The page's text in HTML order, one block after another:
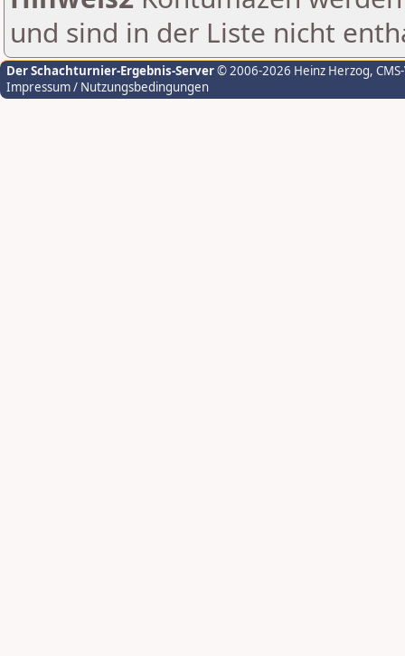
und sind in der Liste nicht
Der Schachturnier-Ergebnis-Server© 2006-2026 Heinz Herzog,
Impressum / Nutzungsbedingungen